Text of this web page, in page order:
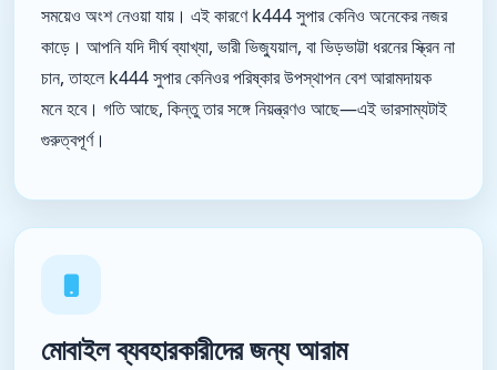
সময়েও অংশ নেওয়া যায়। এই কারণে k444 সুপার কেনিও অনেকের নজর
কাড়ে। আপনি যদি দীর্ঘ ব্যাখ্যা, ভারী ভিজ্যুয়াল, বা ভিড়ভাট্টা ধরনের স্ক্রিন না
চান, তাহলে k444 সুপার কেনিওর পরিষ্কার উপস্থাপন বেশ আরামদায়ক
মনে হবে। গতি আছে, কিন্তু তার সঙ্গে নিয়ন্ত্রণও আছে—এই ভারসাম্যটাই
গুরুত্বপূর্ণ।
মোবাইল ব্যবহারকারীদের জন্য আরাম